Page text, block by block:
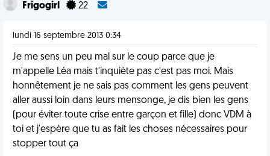
Frigogirl 22
lundi 16 septembre 2013 0:34
Je me sens un peu mal sur le coup parce que je
m'appelle Léa mais t'inquiète pas c'est pas moi. Mais
honnêtement je ne sais pas comment les gens peuvent
aller aussi loin dans leurs mensonge, je dis bien les gens
(pour éviter toute crise entre garçon et fille) donc VDM à
toi et j'espère que tu as fait les choses nécessaires pour
stopper tout ça